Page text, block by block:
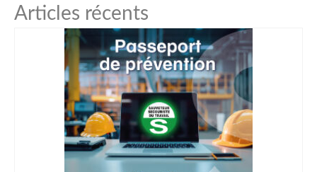
Articles récents